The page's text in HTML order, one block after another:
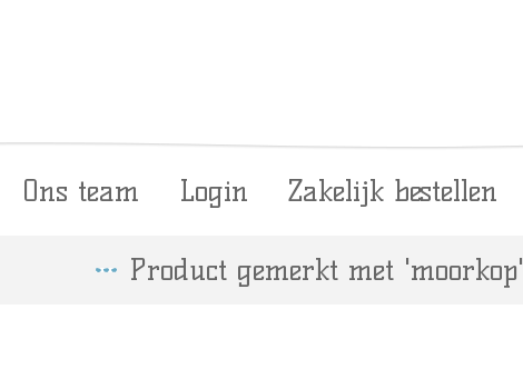
Ons team Login Zakelijk bestellen
Product gemerkt met 'moorkop'